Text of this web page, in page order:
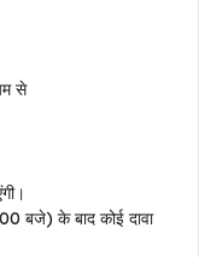
से
बजे) के बाद कोई दावा